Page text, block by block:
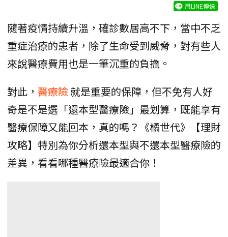
用LINE傳送
隨著疫情持續升溫，確診數居高不下，當中不乏
重症治療的患者，除了生命受到威脅，對有些人
來說醫療費用也是一筆沉重的負擔。
對此， 醫療險就是重要的保障，但不免有人好
奇是不是選「還本型醫療險」最划算，既能享有
醫療保障又能回本，真的嗎？《橘世代》【理財
攻略】特別為你分析還本型與不還本型醫療險的
差異，看看哪種醫療險最適合你！